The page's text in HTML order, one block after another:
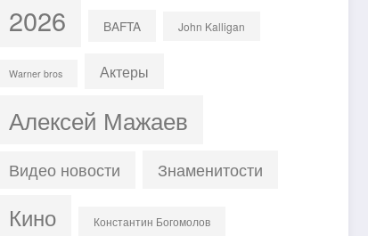
2026 BAFTA John Kalligan
Warner bros Актеры
Алексей Мажаев
Видео новости Знаменитости
Кино Константин Богомолов